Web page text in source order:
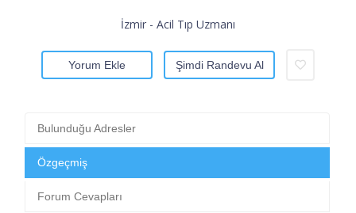
İzmir - Acil Tıp Uzmanı
Yorum Ekle Şimdi Randevu Al
Bulunduğu Adresler
Özgeçmiş
Forum Cevapları